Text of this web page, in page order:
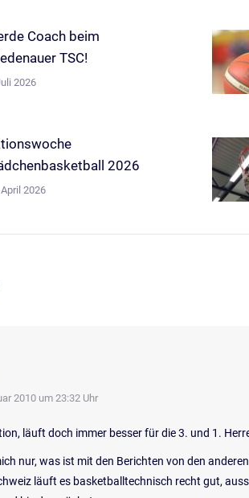
Coach beim
TSC!
2026
2026
2026
2010 um 23:32 Uhr
läuft doch immer besser für die 3. und 1.
nur, was ist mit den Berichten von den
läuft es basketballtechnisch recht gut,